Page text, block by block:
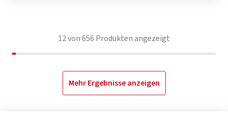
12von656 Produkten angezeigt
Mehr Ergebnisse anzeigen